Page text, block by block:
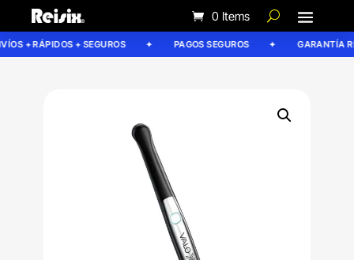
0 Items
+ RÁPIDOS + SEGUROS PAGOS SEGUROS GARANTÍA